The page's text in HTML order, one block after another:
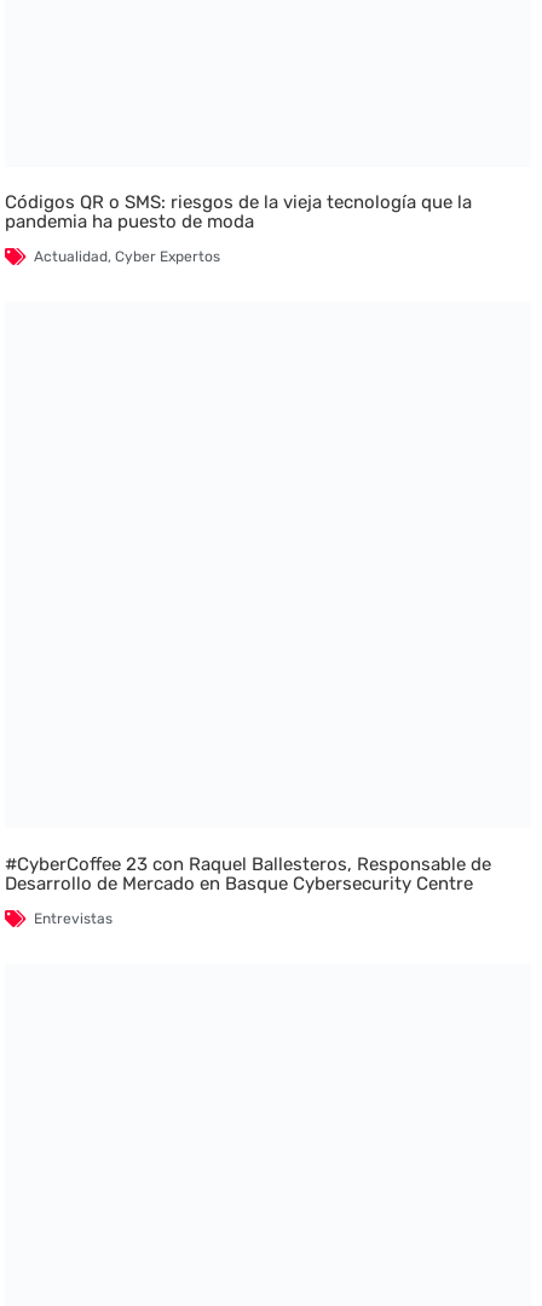
Códigos QR o SMS: riesgos de la vieja tecnología que la
pandemia ha puesto de moda
Actualidad,Cyber Expertos
#CyberCoffee 23 con Raquel Ballesteros, Responsable de
Desarrollo de Mercado en Basque Cybersecurity Centre
Entrevistas